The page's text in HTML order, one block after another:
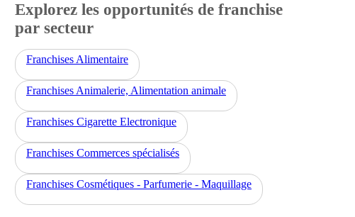
Explorez les opportunités de franchise
par secteur
Franchises Alimentaire
Franchises Animalerie, Alimentation animale
Franchises Cigarette Electronique
Franchises Commerces spécialisés
Franchises Cosmétiques - Parfumerie - Maquillage